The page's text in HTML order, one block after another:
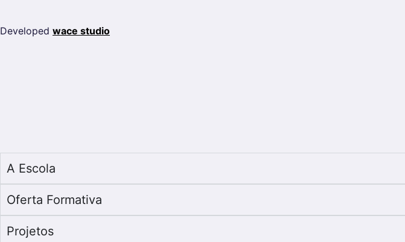
Developed wace studio
A Escola
Oferta Formativa
Projetos